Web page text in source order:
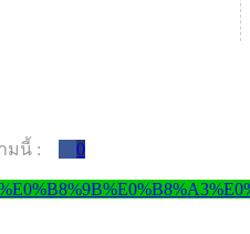
มนี้ : 0